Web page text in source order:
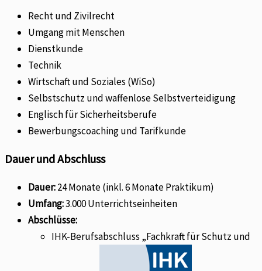
Recht und Zivilrecht
Umgang mit Menschen
Dienstkunde
Technik
Wirtschaft und Soziales (WiSo)
Selbstschutz und waffenlose Selbstverteidigung
Englisch für Sicherheitsberufe
Bewerbungscoaching und Tarifkunde
Dauer und Abschluss
Dauer:24 Monate (inkl. 6 Monate Praktikum)
Umfang:3.000 Unterrichtseinheiten
Abschlüsse:
IHK-Berufsabschluss „Fachkraft für Schutz und